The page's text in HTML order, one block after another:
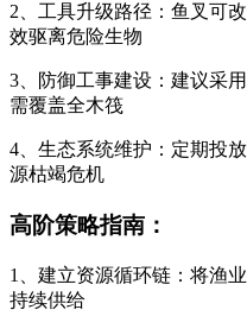
2、工具升级路径：鱼叉可
效驱离危险生物
3、防御工事建设：建议采
需覆盖全木筏
4、生态系统维护：定期投
源枯竭危机
高阶策略指南：
1、建立资源循环链：将渔
持续供给